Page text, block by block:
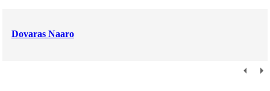
Dovaras Naaro